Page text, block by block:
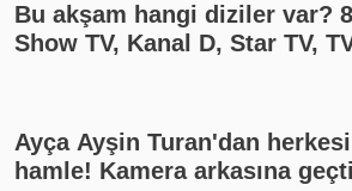
Bu akşam hangi diziler var?
Show TV, Kanal D, Star TV,
Ayça Ayşin Turan'dan
hamle! Kamera arkasına geçti